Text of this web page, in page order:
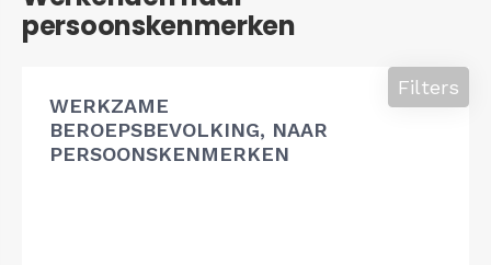
persoonskenmerken
WERKZAME
BEROEPSBEVOLKING, NAAR
PERSOONSKENMERKEN
Filters